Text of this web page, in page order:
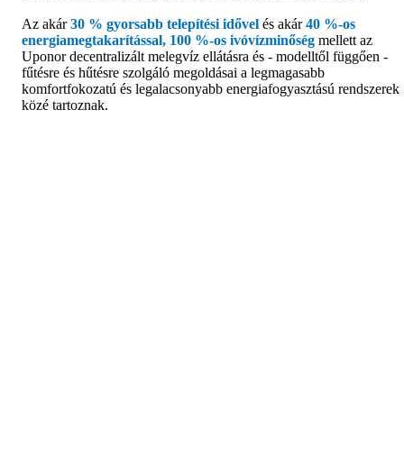
Az akár30 % gyorsabb telepítési idővel és akár 40 %-os
energiamegtakarítással, 100 %-os ivóvízminőség mellett az
Uponor decentralizált melegvíz ellátásra és - modelltől függően -
fűtésre és hűtésre szolgáló megoldásai a legmagasabb
komfortfokozatú és legalacsonyabb energiafogyasztású rendszerek
közé tartoznak.